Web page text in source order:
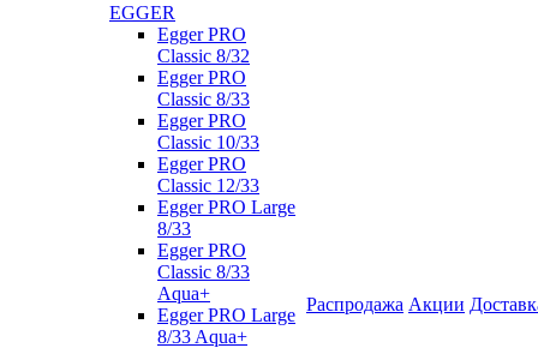
EGGER
Egger PRO
Classic 8/32
Egger PRO
Classic 8/33
Egger PRO
Classic 10/33
Egger PRO
Classic 12/33
Egger PRO Large
8/33
Egger PRO
Classic 8/33
Aqua+
Egger PRO Large
8/33 Aqua+
Распродажа Акции